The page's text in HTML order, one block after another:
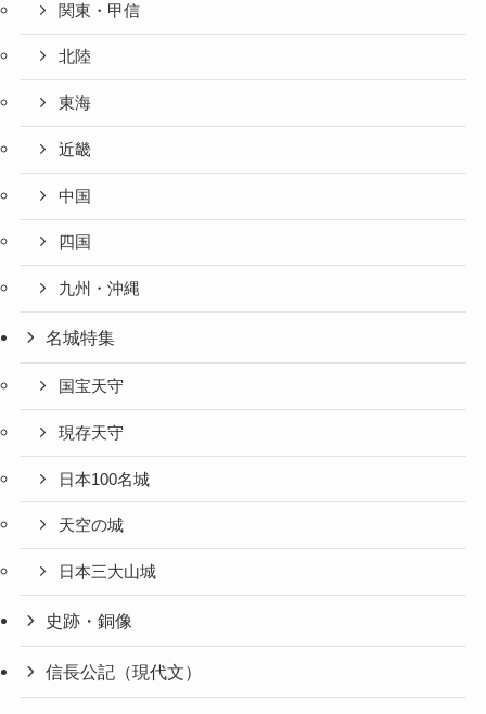
関東・甲信
北陸
東海
近畿
中国
四国
九州・沖縄
名城特集
国宝天守
現存天守
日本100名城
天空の城
日本三大山城
史跡・銅像
信長公記（現代文）